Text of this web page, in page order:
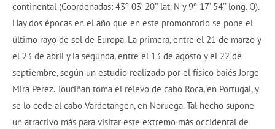
continental (Coordenadas: 43º 03’ 20’’ lat. N y 9º 17’ 54’’ long. O).
Hay dos épocas en el año que en este promontorio se pone el
último rayo de sol de Europa. La primera, entre el 21 de marzo y
el 23 de abril y la segunda, entre el 13 de agosto y el 22 de
septiembre, según un estudio realizado por el físico baiés Jorge
Mira Pérez. Touriñán toma el relevo de cabo Roca, en Portugal, y
se lo cede al cabo Vardetangen, en Noruega. Tal hecho supone
un atractivo más para visitar este extremo más occidental de